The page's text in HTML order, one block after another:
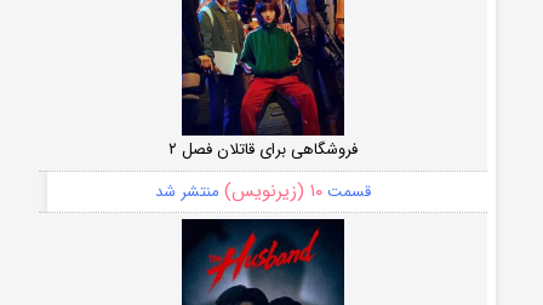
فروشگاهی برای قاتلان فصل ۲
قسمت۱۰ (زیرنویس) منتشر شد